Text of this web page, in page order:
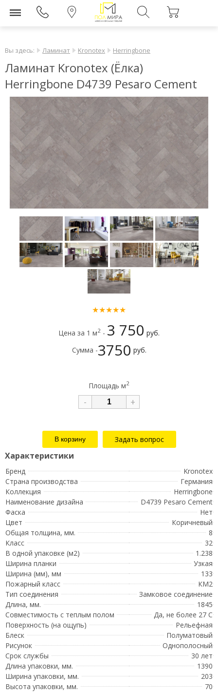
Вы здесь: Ламинат Kronotex Herringbone
Ламинат Kronotex (Ёлка)
Herringbone D4739 Pesaro Cement
★★★★★
Цена за 1 м2 - 3 750 руб.
Сумма -3750 руб.
Площадь м2
- +
Задать вопрос
Бренд
Kronotex
Страна производства
Германия
Коллекция
Herringbone
Наименование дизайна
D4739 Pesaro Cement
Фаска
Нет
Цвет
Коричневый
Общая толщина, мм.
8
Класс
32
В одной упаковке (м2)
1.238
Ширина планки
Узкая
Ширина (мм), мм
133
Пожарный класс
КМ2
Тип соединения
Замковое соединение
Длина, мм.
1845
Совместимость с теплым полом
Да, не более 27 С
Поверхность (на ощупь)
Рельефная
Блеск
Полуматовый
Рисунок
Однополосный
Срок службы
30 лет
Длина упаковки, мм.
1390
Ширина упаковки, мм.
203
Высота упаковки, мм.
70